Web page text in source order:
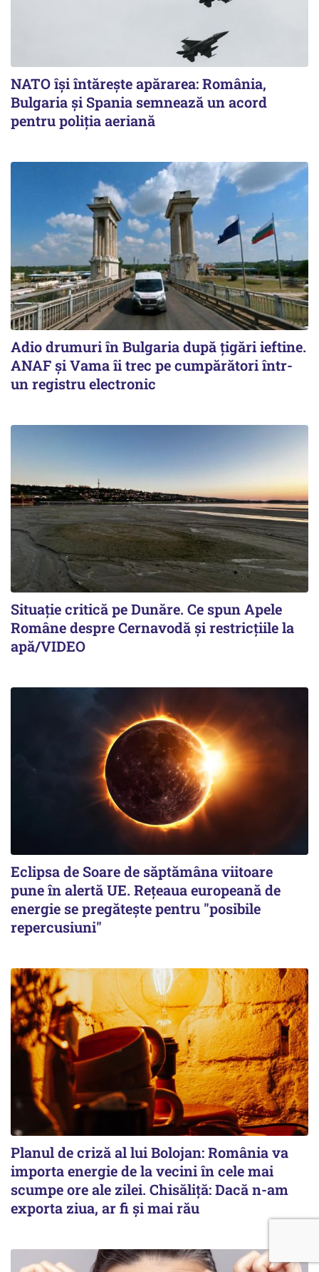
NATO își întărește apărarea: România,
Bulgaria și Spania semnează un acord
pentru poliția aeriană
Adio drumuri în Bulgaria după țigări ieftine.
ANAF și Vama îi trec pe cumpărători într-
un registru electronic
Situație critică pe Dunăre. Ce spun Apele
Române despre Cernavodă și restricțiile la
apă/VIDEO
Eclipsa de Soare de săptămâna viitoare
pune în alertă UE. Rețeaua europeană de
energie se pregătește pentru "posibile
repercusiuni"
Planul de criză al lui Bolojan: România va
importa energie de la vecini în cele mai
scumpe ore ale zilei. Chisăliță: Dacă n-am
exporta ziua, ar fi și mai rău